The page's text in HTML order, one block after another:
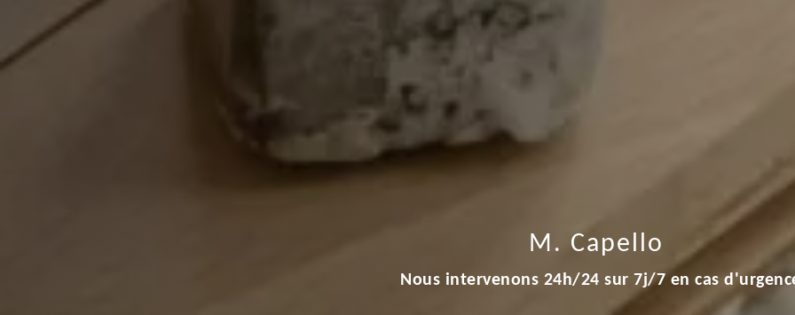
M. Capello
Nous intervenons 24h/24 sur 7j/7 en cas